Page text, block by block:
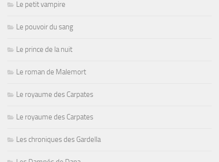
Le petit vampire
Le pouvoir du sang
Le prince de la nuit
Le roman de Malemort
Le royaume des Carpates
Le royaume des Carpates
Les chroniques des Gardella